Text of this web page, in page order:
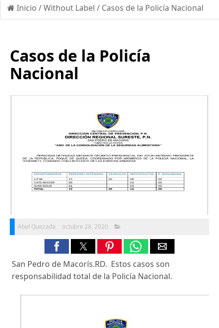
Inicio /Without Label / Casos de la Policía Nacional
Casos de la Policía
Nacional
Abel Quezada octubre 28, 2020
San Pedro de Macorís.RD. Estos casos son
responsabilidad total de la Policía Nacional.